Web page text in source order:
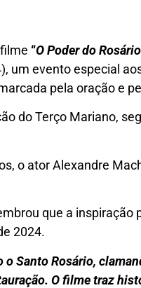
“O Poder do
um evento especial
pela oração e
do Terço Mariano,
o ator Alexandre
que a
2024.
o Santo Rosário,
O filme traz